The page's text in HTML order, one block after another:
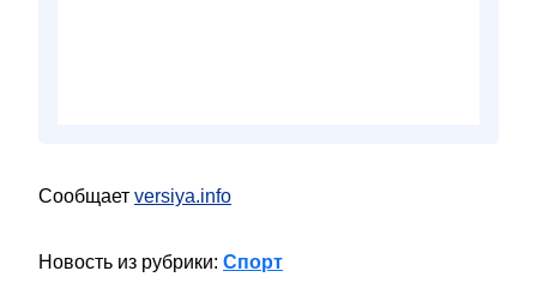
Сообщает versiya.info
Новость из рубрики: Спорт